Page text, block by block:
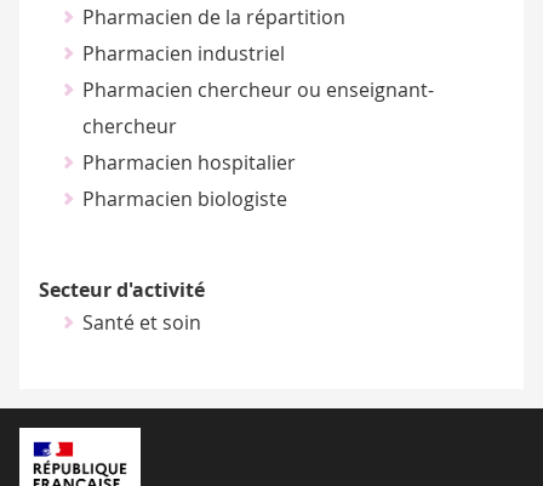
Pharmacien de la répartition
Pharmacien industriel
Pharmacien chercheur ou enseignant-
chercheur
Pharmacien hospitalier
Pharmacien biologiste
Secteur d'activité
Santé et soin